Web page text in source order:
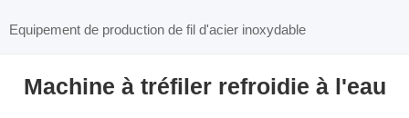
Equipement de production de fil d'acier inoxydable
Machine à tréfiler refroidie à l'eau